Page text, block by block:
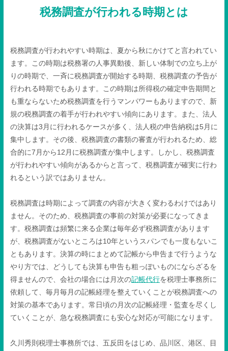
税務調査が行われる時期とは
税務調査が行われやすい時期は、夏から秋にかけてと言われてい
ます。この時期は税務署の人事異動後、新しい体制での立ち上が
りの時期で、一斉に税務調査が開始する時期、税務調査の予告が
行われる時期でもあります。この時期は所得税の確定申告期間と
も重ならないため税務調査を行うマンパワーもありますので、新
規の税務調査の着手が行われやすい傾向にあります。また、法人
の決算は3月に行われるケースが多く、法人税の申告納税は5月に
集中します。その後、税務調査の書類の審査が行われるため、総
合的に7月から12月に税務調査が集中します。しかし、税務調査
が行われやすい傾向があるからと言って、税務調査が確実に行わ
れるという訳ではありません。
税務調査は時期によって調査の内容が大きく変わるわけではあり
ません。そのため、税務調査の事前の対策が必要になってきま
す。税務調査は頻繁に来る企業は毎年必ず税務調査があります
が、税務調査がないところは10年というスパンでも一度もないこ
ともあります。決算の時にまとめて記帳から申告まで行うような
やり方では、どうしても決算も申告も粗っぽいものにならざるを
得ませんので、会社の場合には月次の記帳代行を税理士事務所に
依頼して、毎月毎月の記帳経理を整えていくことが税務調査への
対策の基本であります。常日頃の月次の記帳経理・監査を尽くし
ていくことが、急な税務調査にも安心な対応が可能になります。
久川秀則税理士事務所では、五反田をはじめ、品川区、港区、目